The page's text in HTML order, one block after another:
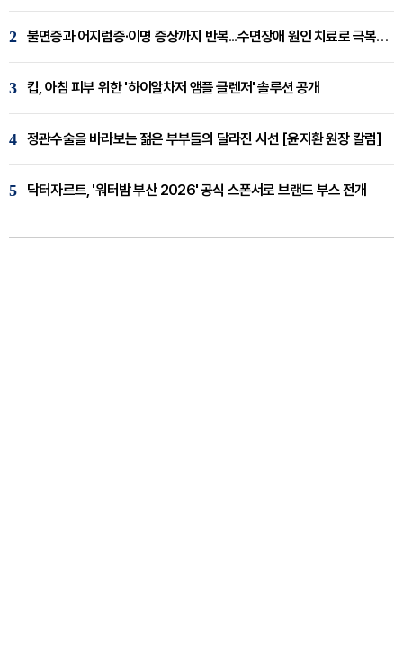
2 불면증과 어지럼증·이명 증상까지 반복...수면장애 원인 치료로 극복해야
3 킵, 아침 피부 위한 '하이알차저 앰플 클렌저' 솔루션 공개
4 정관수술을 바라보는 젊은 부부들의 달라진 시선 [윤지환 원장 칼럼]
5 닥터자르트, '워터밤 부산 2026' 공식 스폰서로 브랜드 부스 전개